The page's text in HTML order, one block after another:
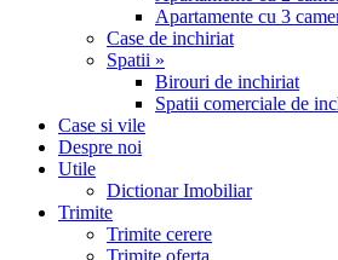
Apartamente cu 3
Case de inchiriat
Spatii »
Birouri de inchiriat
Spatii comerciale de
Case si vile
Despre noi
Utile
Dictionar Imobiliar
Trimite
Trimite cerere
Trimite oferta